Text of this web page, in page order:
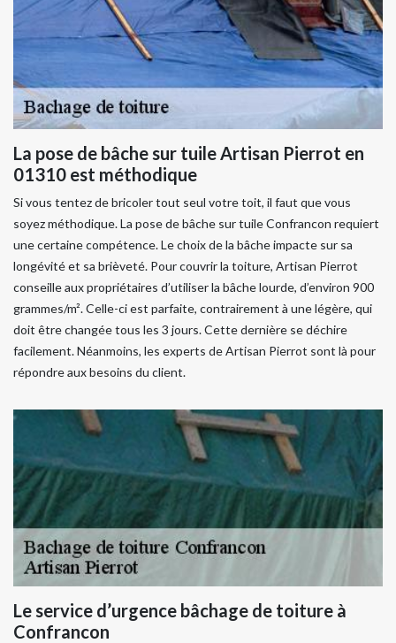
La pose de bâche sur tuile Artisan Pierrot en
01310 est méthodique
Si vous tentez de bricoler tout seul votre toit, il faut que vous
soyez méthodique. La pose de bâche sur tuile Confrancon requiert
une certaine compétence. Le choix de la bâche impacte sur sa
longévité et sa brièveté. Pour couvrir la toiture, Artisan Pierrot
conseille aux propriétaires d’utiliser la bâche lourde, d’environ 900
grammes/m². Celle-ci est parfaite, contrairement à une légère, qui
doit être changée tous les 3 jours. Cette dernière se déchire
facilement. Néanmoins, les experts de Artisan Pierrot sont là pour
répondre aux besoins du client.
Le service d’urgence bâchage de toiture à
Confrancon